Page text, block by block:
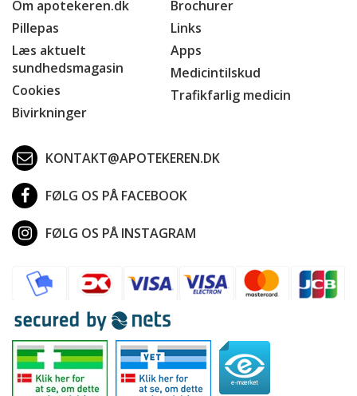
Om apotekeren.dk
Pillepas
Læs aktuelt
sundhedsmagasin
Cookies
Bivirkninger
Brochurer
Links
Apps
Medicintilskud
Trafikfarlig medicin
KONTAKT@APOTEKEREN.DK
FØLG OS PÅ FACEBOOK
FØLG OS PÅ INSTAGRAM